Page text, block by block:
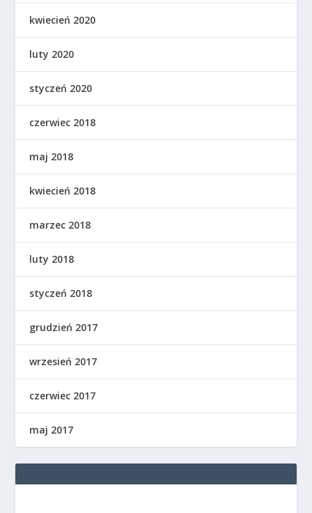
kwiecień 2020
luty 2020
styczeń 2020
czerwiec 2018
maj 2018
kwiecień 2018
marzec 2018
luty 2018
styczeń 2018
grudzień 2017
wrzesień 2017
czerwiec 2017
maj 2017